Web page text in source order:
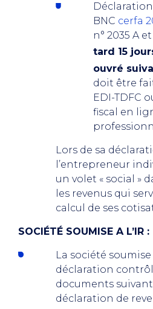
BNC cerfa
n° 2035 A
tard 15
ouvré
doit être
EDI-TDFC
fiscal en
Lors de sa
l’entrepreneur
un volet « social »
les revenus qui
calcul de ses
SOCIÉTÉ SOUMISE A L’IR :
La société
déclaration
documents
déclaration de